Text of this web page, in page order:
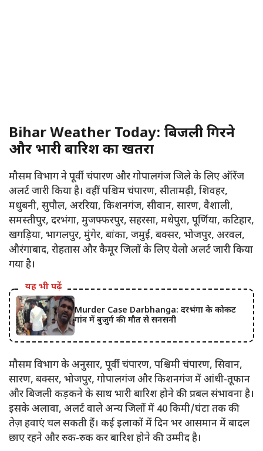
Bihar Weather Today: बिजली गिरने
और भारी बारिश का खतरा
मौसम विभाग ने पूर्वी चंपारण और गोपालगंज जिले के लिए ऑरेंज
अलर्ट जारी किया है। वहीं पश्चिम चंपारण, सीतामढ़ी, शिवहर,
मधुबनी, सुपौल, अररिया, किशनगंज, सीवान, सारण, वैशाली,
समस्तीपुर, दरभंगा, मुजफ्फरपुर, सहरसा, मधेपुरा, पूर्णिया, कटिहार,
खगड़िया, भागलपुर, मुंगेर, बांका, जमुई, बक्सर, भोजपुर, अरवल,
औरंगाबाद, रोहतास और कैमूर जिलों के लिए येलो अलर्ट जारी किया
गया है।
यह भी पढ़ें
Murder Case Darbhanga: दरभंगा के कोकट
गांव में बुजुर्ग की मौत से सनसनी
मौसम विभाग के अनुसार, पूर्वी चंपारण, पश्चिमी चंपारण, सिवान,
सारण, बक्सर, भोजपुर, गोपालगंज और किशनगंज में आंधी-तूफान
और बिजली कड़कने के साथ भारी बारिश होने की प्रबल संभावना है।
इसके अलावा, अलर्ट वाले अन्य जिलों में 40 किमी/घंटा तक की
तेज़ हवाएं चल सकती हैं। कई इलाकों में दिन भर आसमान में बादल
छाए रहने और रुक-रुक कर बारिश होने की उम्मीद है।